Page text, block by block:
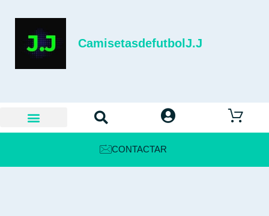
CamisetasdefutbolJ.J
CONTACTAR